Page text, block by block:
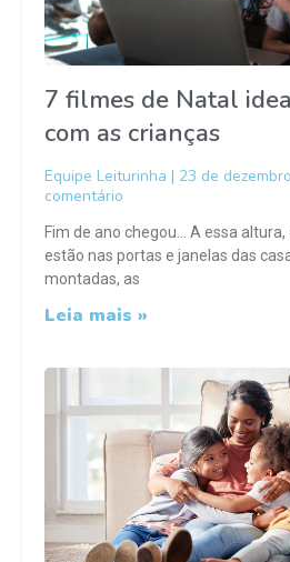
7 filmes de Natal
com as crianças
Equipe Leiturinha 23 de
comentário
Fim de ano chegou… A essa
estão nas portas e janelas das
montadas, as
Leia mais »